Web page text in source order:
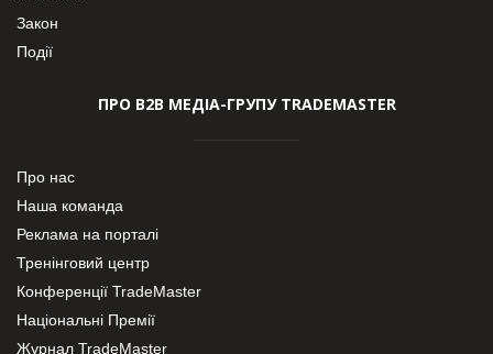
Закон
Події
ПРО В2В МЕДІА-ГРУПУ TRADEMASTER
Про нас
Наша команда
Реклама на порталі
Тренінговий центр
Конференції TradeMaster
Національні Премії
Журнал TradeMaster